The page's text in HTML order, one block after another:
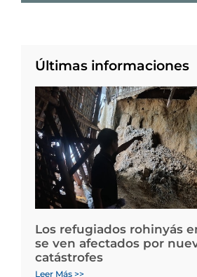
Últimas informaciones
Los refugiados rohinyás
se ven afectados por
catástrofes
Leer Más >>